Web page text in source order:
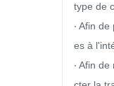
type de
‧ Afin
es à
‧ Afin